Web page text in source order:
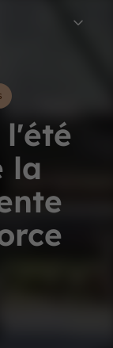
l'été
la